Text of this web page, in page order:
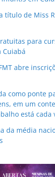
título de Miss
para
Cuiabá
abre
como ponte
em um
está cada
da média